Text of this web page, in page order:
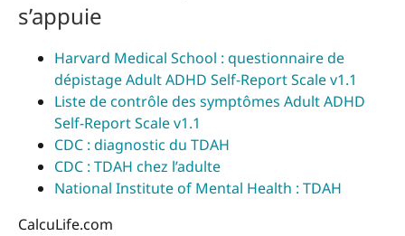
s’appuie
Harvard Medical School : questionnaire de
dépistage Adult ADHD Self-Report Scale v1.1
Liste de contrôle des symptômes Adult ADHD
Self-Report Scale v1.1
CDC : diagnostic du TDAH
CDC : TDAH chez l’adulte
National Institute of Mental Health : TDAH
CalcuLife.com